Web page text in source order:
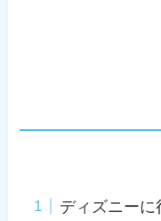
ディズニーに